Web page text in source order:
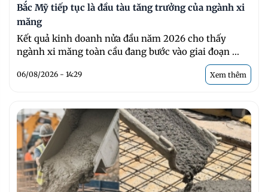
Bắc Mỹ tiếp tục là đầu tàu tăng trưởng của ngành xi
măng
Kết quả kinh doanh nửa đầu năm 2026 cho thấy
ngành xi măng toàn cầu đang bước vào giai đoạn ...
06/08/2026 - 14:29 Xem thêm